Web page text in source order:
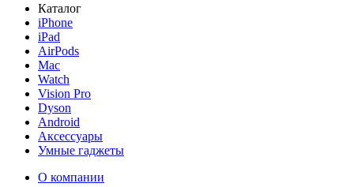
Каталог
iPhone
iPad
AirPods
Mac
Watch
Vision Pro
Dyson
Android
Аксессуары
Умные гаджеты
О компании